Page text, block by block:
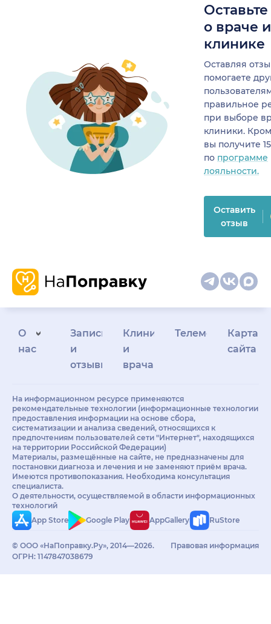
о враче
клинике
Оставляя
помогаете
правильное
при выборе
клиники.
вы получите
по программе
лояльности.
Оставить
отзыв
О
нас
Запись
и
отзывы
Клиникам
и
врачам
Телемедицина
Карта
сайта
На информационном ресурсе применяются
рекомендательные технологии (информационные технологии
предоставления информации на основе сбора,
систематизации и анализа сведений, относящихся к
предпочтениям пользователей сети "Интернет", находящихся
на территории Российской Федерации)
Материалы, размещённые на сайте, не предназначены для
постановки диагноза и лечения и не заменяют приём врача.
Имеются противопоказания. Необходима консультация
специалиста.
О деятельности, осуществляемой в области информационных
технологий
App Store
Google Play AppGallery RuStore
© ООО «НаПоправку.Ру», 2014—2026.
ОГРН: 1147847038679
Правовая информация